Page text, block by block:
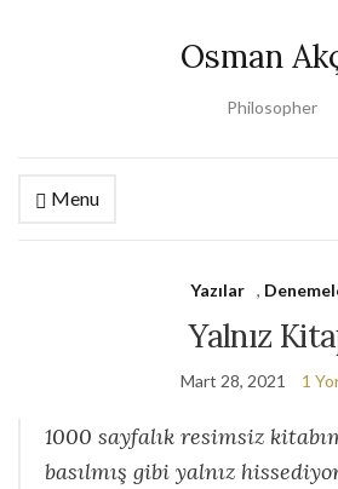
Osman
Philosopher
Menu
Yazılar ,
Yalnız
Mart 28, 2021 1
1000 sayfalık resimsiz
basılmış gibi yalnız